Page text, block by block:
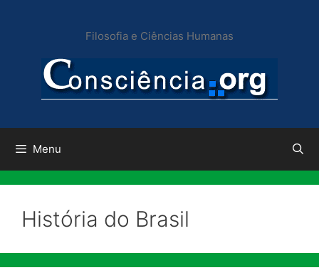
conteúdo
Filosofia e Ciências Humanas
Menu
História do Brasil